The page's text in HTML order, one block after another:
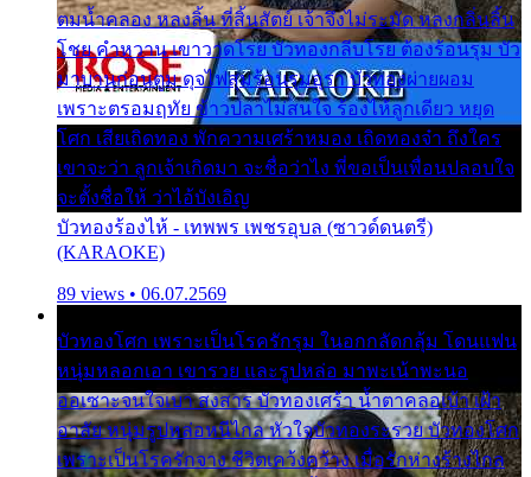
ตมน้ำคลอง หลงลิ้น ที่สิ้นสัตย์ เจ้าจึงไม่ระมัด หลงกลิ่นลิ้น
โชย คำหวาน เขาวาดโรย บัวทองกลีบโรย ต้องร้อนรุม บัว
มาบานก่อนตูม ดุจไฟสุมร้อนรุมอุรา บัวทองผ่ายผอม
เพราะตรอมฤทัย ข้าวปลาไม่สนใจ ร้องไห้ลูกเดียว หยุด
โศก เสียเถิดทอง พักความเศร้าหมอง เถิดทองจ๋า ถึงใคร
เขาจะว่า ลูกเจ้าเกิดมา จะชื่อว่าไง พี่ขอเป็นเพื่อนปลอบใจ
จะตั้งชื่อให้ ว่าไอ้บังเอิญ
บัวทองร้องไห้ - เทพพร เพชรอุบล (ซาวด์ดนตรี)
(KARAOKE)
89 views • 06.07.2569
บัวทองโศก เพราะเป็นโรครักรุม ในอกกลัดกลุ้ม โดนแฟน
หนุ่มหลอกเอา เขารวย และรูปหล่อ มาพะเน้าพะนอ
ออเซาะจนใจเบา สงสาร บัวทองเศร้า น้ำตาคลอเบ้า เฝ้า
อาลัย หนุ่มรูปหล่อหนีไกล หัวใจบัวทองระรวย บัวทองโศก
เพราะเป็นโรครักจาง ชีวิตเคว้งคว้าง เมื่อรักห่างร้างไกล